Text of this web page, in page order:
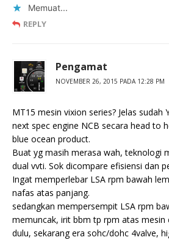
Memuat...
REPLY
Pengamat
NOVEMBER 26, 2015 PADA 12:28 PM
MT15 mesin vixion series? Jelas sudah
next spec engine NCB secara head to
blue ocean product.
Buat yg masih merasa wah, teknologi
dual vvti. Sok dicompare efisiensi dan
Ingat memperlebar LSA rpm bawah
nafas atas panjang.
sedangkan mempersempit LSA rpm
memuncak, irit bbm tp rpm atas mesin
dulu, sekarang era sohc/dohc 4valve,